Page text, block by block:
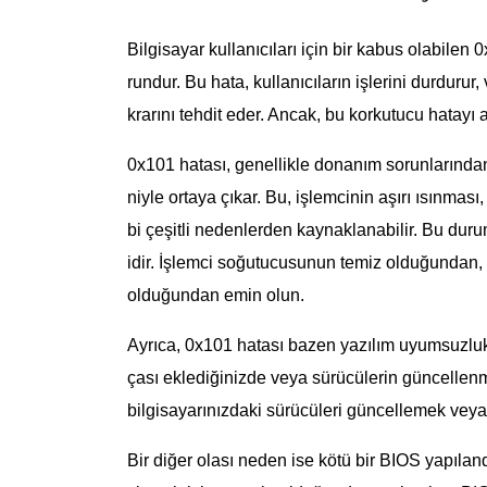
Bilgisayar kullanıcıları için bir kabus olabilen
rundur. Bu hata, kullanıcıların işlerini
krarını tehdit eder. Ancak, bu korkutucu
0x101 hatası, genellikle donanım
niyle ortaya çıkar. Bu, işlemcinin aşırı
bi çeşitli nedenlerden kaynaklanabilir. Bu
idir. İşlemci soğutucusunun temiz olduğundan,
olduğundan emin olun.
Ayrıca, 0x101 hatası bazen yazılım
çası eklediğinizde veya sürücülerin
bilgisayarınızdaki sürücüleri güncellemek
Bir diğer olası neden ise kötü bir BIOS